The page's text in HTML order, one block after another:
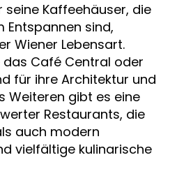
Kaffeehäuser, die
Entspannen sind,
Wiener Lebensart.
Café Central oder
für ihre Architektur und
Weiteren gibt es eine
Restaurants, die
auch modern
vielfältige kulinarische